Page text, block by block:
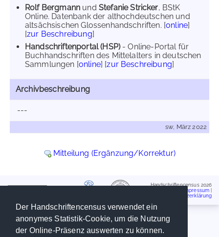
Der Handschriftencensus verwendet ein
anonymes Statistik-Cookie, um die Nutzung
der Online-Präsenz auswerten zu können.
Rolf Bergmann und Stefanie Stricker, BStK
Online. Datenbank der althochdeutschen und
altsächsischen Glossenhandschriften. [online]
[zur Beschreibung]
Handschriftenportal (HSP)- Online-Portal für
Buchhandschriften des Mittelalters in deutschen
Sammlungen [online] [zur Beschreibung]
Archivbeschreibung
---
sw, März 2022
Mitteilung (Ergänzung/Korrektur)
Handschriftencensus 2026
Impressum
Datenschutzerklärung